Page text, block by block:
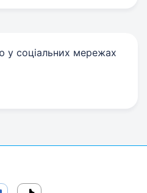
у соціальних мережах
link